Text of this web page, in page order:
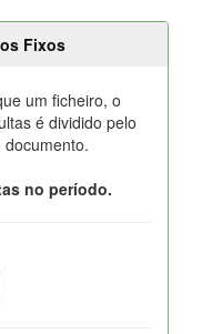
Fixos
um ficheiro, o
é dividido pelo
no período.